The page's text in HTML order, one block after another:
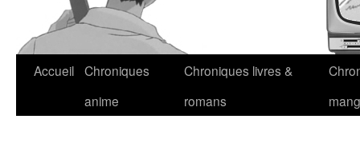
Accueil Chroniques
anime
Chroniques livres &
romans